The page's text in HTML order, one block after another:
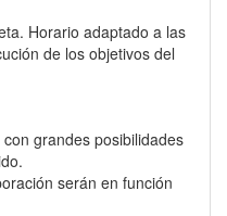
Horario adaptado a las
de los objetivos del
grandes posibilidades
serán en función